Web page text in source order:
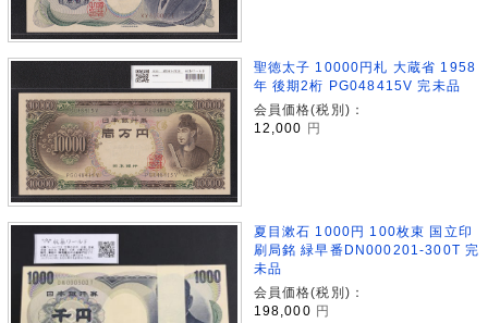
聖徳太子 10000円札 大蔵省 1958
年 後期2桁 PG048415V 完未品
会員価格(税別)：
12,000 円
夏目漱石 1000円 100枚束 国立印
刷局銘 緑早番DN000201-300T 完
未品
会員価格(税別)：
198,000 円